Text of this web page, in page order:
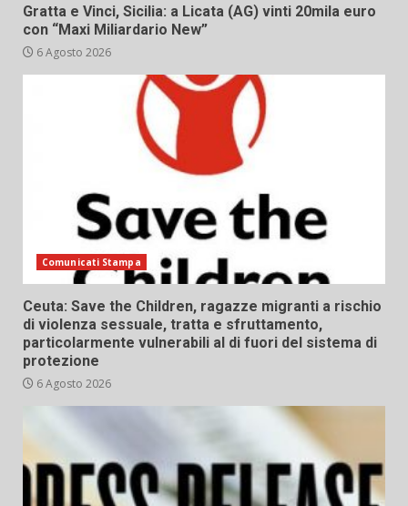
Gratta e Vinci, Sicilia: a Licata (AG) vinti 20mila euro
con “Maxi Miliardario New”
6 Agosto 2026
Comunicati Stampa
Ceuta: Save the Children, ragazze migranti a rischio
di violenza sessuale, tratta e sfruttamento,
particolarmente vulnerabili al di fuori del sistema di
protezione
6 Agosto 2026